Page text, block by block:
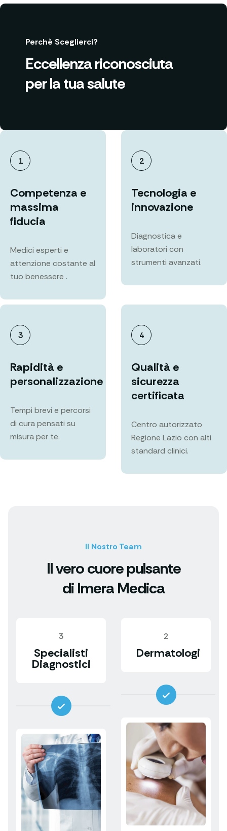
Perchè Sceglierci?
Eccellenza riconosciuta
per la tua salute
1
Competenza e
massima
fiducia
Medici esperti e
attenzione costante al
tuo benessere .
2
Tecnologia e
innovazione
Diagnostica e
laboratori con
strumenti avanzati.
3
Rapidità e
personalizzazione
Tempi brevi e percorsi
di cura pensati su
misura per te.
4
Qualità e
sicurezza
certificata
Centro autorizzato
Regione Lazio con alti
standard clinici.
Il Nostro Team
Il vero cuore pulsante
di Imera Medica
3
Specialisti
Diagnostici
2
Dermatologi